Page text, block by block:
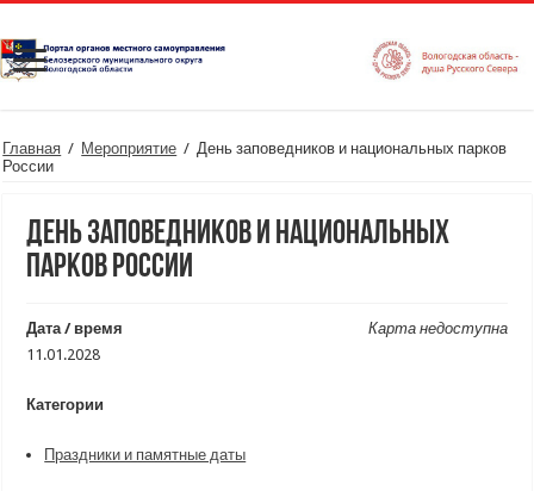
Главная / Мероприятие / День заповедников и национальных парков
России
День заповедников и национальных
парков России
Карта недоступна
Дата / время
11.01.2028
Категории
Праздники и памятные даты